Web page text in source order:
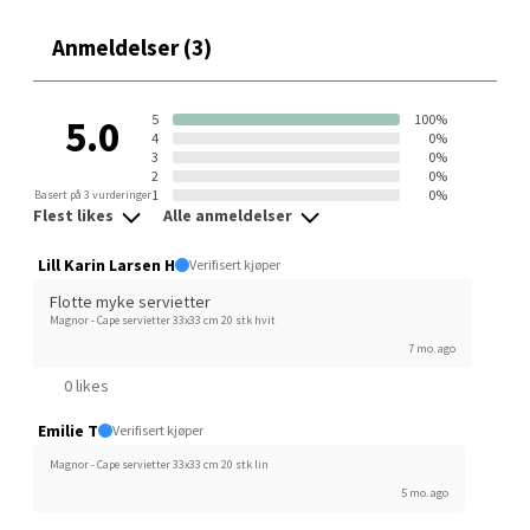
Anmeldelser (3)
5.0
Basert på 3 vurderinger
5
100%
4
0%
3
0%
2
0%
1
0%
Flest likes Alle anmeldelser
Lill Karin Larsen H Verifisert kjøper
Flotte myke servietter
Magnor - Cape servietter 33x33 cm 20 stk hvit
7 mo. ago
0 likes
Emilie T Verifisert kjøper
Magnor - Cape servietter 33x33 cm 20 stk lin
5 mo. ago
Oslo - Thon Senter Storo
Vitaminveien 7 - 9, 0485 Oslo
Velg
Lillehammer - Strandtorget